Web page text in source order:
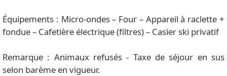
Équipements : Micro-ondes – Four – Appareil à raclette +
fondue – Cafetière électrique (filtres) – Casier ski privatif
Remarque : Animaux refusés - Taxe de séjour en sus
selon barème en vigueur.